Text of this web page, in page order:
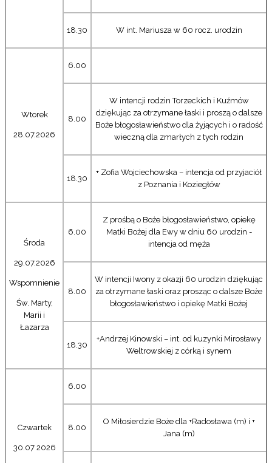
18.30 W int. Mariusza w 60 rocz. urodzin
Wtorek
28.07.2026
6.00
8.00
W intencji rodzin Torzeckich i Kuźmów
dziękując za otrzymane łaski i proszą o dalsze
Boże błogosławieństwo dla żyjących i o radość
wieczną dla zmarłych z tych rodzin
18.30
+ Zofia Wojciechowska – intencja od przyjaciół
z Poznania i Koziegłów
Środa
29.07.2026
Wspomnienie
Św. Marty,
Marii i
Łazarza
6.00
Z prośbą o Boże błogosławieństwo, opiekę
Matki Bożej dla Ewy w dniu 60 urodzin -
intencja od męża
8.00
W intencji Iwony z okazji 60 urodzin dziękując
za otrzymane łaski oraz prosząc o dalsze Boże
błogosławieństwo i opiekę Matki Bożej
18.30
+Andrzej Kinowski – int. od kuzynki Mirosławy
Weltrowskiej z córką i synem
Czwartek
30.07 2026
6.00
8.00
O Miłosierdzie Boże dla +Radosława (m) i +
Jana (m)